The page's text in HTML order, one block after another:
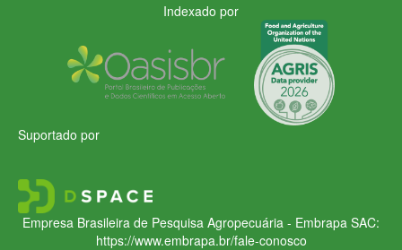
Indexado por
Suportado por
Empresa Brasileira de Pesquisa Agropecuária - Embrapa SAC:
https://www.embrapa.br/fale-conosco